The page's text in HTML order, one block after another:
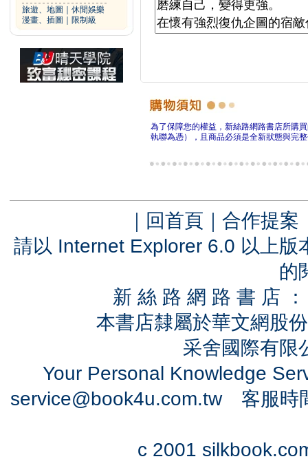
旅遊、地圖
休閒娛樂
漫畫、插圖
限制級
為了保障您的權益，新絲路網路書店所購
執聯為憑），且商品必須是全新狀態與完
｜ 回首頁 ｜ 合作提案
請以 Internet Explorer 6.0 以上
的
新 絲 路 網 路 書 店
本書店隸屬於華文網股
采舍國際有
Your Personal Knowledge
service@book4u.com.tw客服時
c 2001